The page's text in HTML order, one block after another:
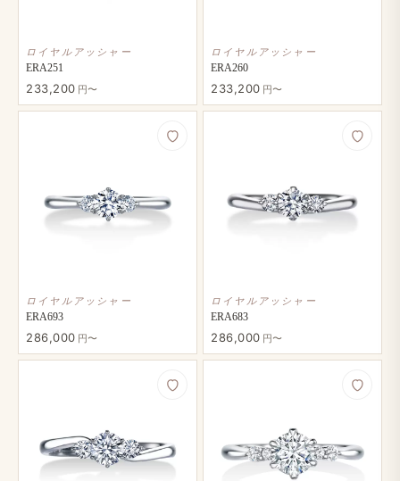
ロイヤルアッシャー
ERA251
233,200 円〜
ロイヤルアッシャー
ERA260
233,200 円〜
ロイヤルアッシャー
ERA693
286,000 円〜
ロイヤルアッシャー
ERA683
286,000 円〜